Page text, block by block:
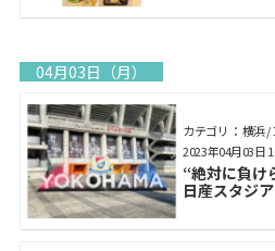
04月03日（月）
カテゴリ： 横浜 /
“絶対に負け
日産スタジ
2023年04月03日